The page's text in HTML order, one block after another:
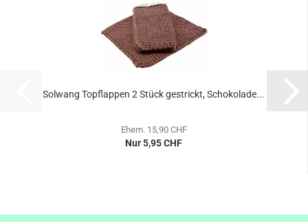
Solwang Topflappen 2 Stück gestrickt, Schokolade...
Ehem. 15,90 CHF
Nur 5,95 CHF